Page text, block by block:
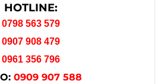
HOTLINE:
0798 563 579
0907 908 479
0961 356 796
0909 907 588